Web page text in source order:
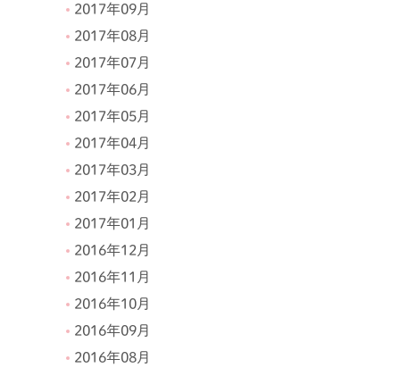
2017年09月
2017年08月
2017年07月
2017年06月
2017年05月
2017年04月
2017年03月
2017年02月
2017年01月
2016年12月
2016年11月
2016年10月
2016年09月
2016年08月